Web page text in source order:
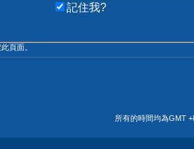
記住我?
頁面。
所有的時間均為GMT